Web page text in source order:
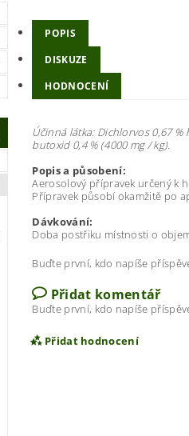
POPIS
DISKUZE
HODNOCENÍ
Účinná látka: Dichlorvos 0,67 %
butoxid 0,4 % (4000 mg / kg).
Popis a působení:
Aerosolový přípravek určený k
Přípravek působí okamžitě po
Dávkování:
Doba postřiku místnosti o
Buďte první, kdo napíše
Přidat komentář
Buďte první, kdo napíše
Přidat hodnocení